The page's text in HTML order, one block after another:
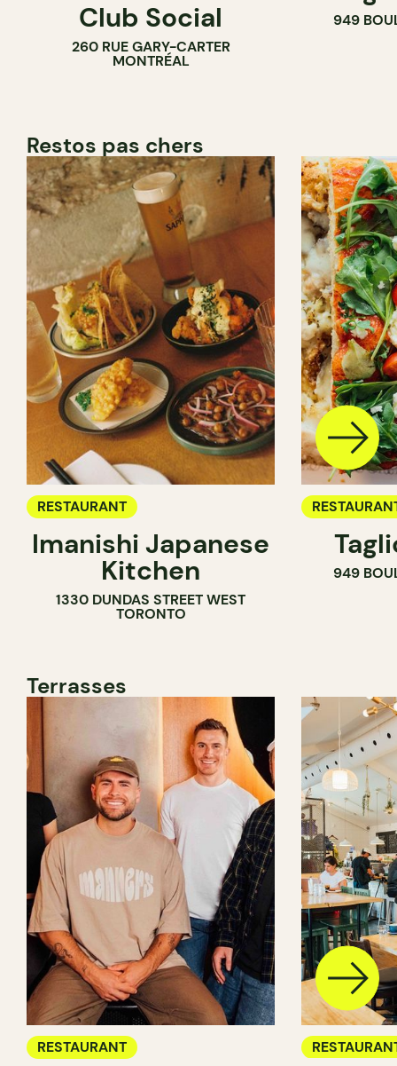
Club Social
260 RUE GARY-CARTER
MONTRÉAL
949
Restos pas chers
RESTAURANT
Imanishi Japanese
Kitchen
1330 DUNDAS STREET WEST
TORONTO
949
Terrasses
RESTAURANT